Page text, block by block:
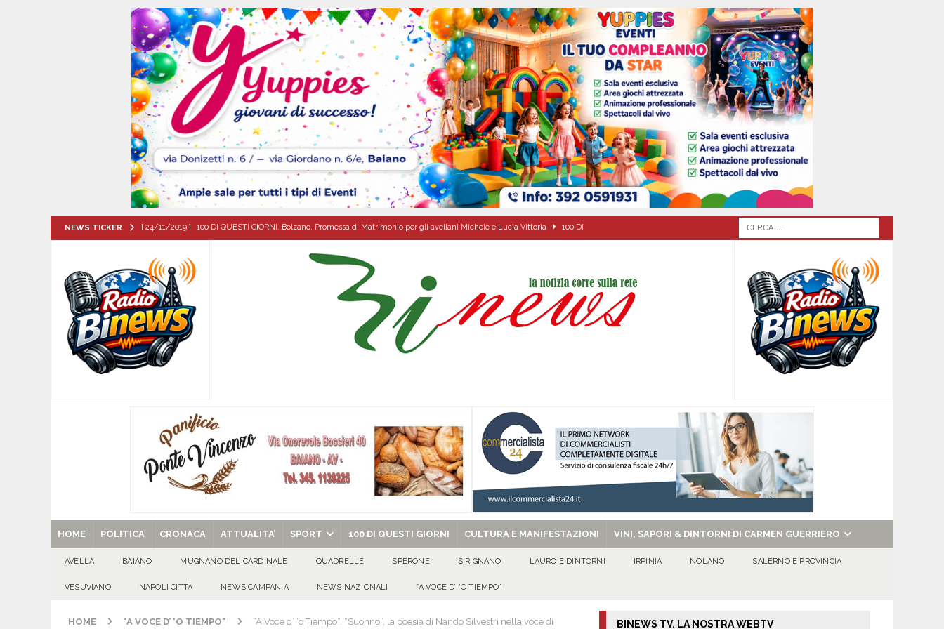
NEWS TICKER [ 24/11/2019 ] 100 DI QUESTI GIORNI. Bolzano, Promessa di Matrimonio per gli avellani Michele e Lucia Vittoria 100 DI
[ 06/08/2026 ] Il comune di Meta di Sorrento stipula protolocco d’intesa con la guardia Agroforestale Italiana
CITTA'
[ 06/08/2026 ] Mugnano del Cardinale, Iolanda Prisco è la nuova agente della Polizia Municipale ATTUALITA'
[ 06/08/2026 ] Lutto ad Avella: è scomparso il dott. Domenico Amato, aveva 85 anni
[ 06/08/2026 ]
[ 06/08/2026 ] VALLESACCARDA, torna CumVivere: la tavola come simbolo di condivisione, armonia e bellezza.
E MANIFESTAZIONI
[ 29/08/2025 ] SANT’Oggi. Venerdì 29 agosto la chiesa celebra il Martirio di san Giovanni Battista e santa Sabina EVIDENZA
HOME POLITICA CRONACA ATTUALITA’ SPORT 100 DI QUESTI GIORNI CULTURA E MANIFESTAZIONI VINI, SAPORI & DINTORNI DI CARMEN GUERRIERO
AVELLA BAIANO MUGNANO DEL CARDINALE QUADRELLE SPERONE SIRIGNANO LAURO E DINTORNI IRPINIA NOLANO SALERNO E PROVINCIA
VESUVIANO NAPOLI CITTÀ NEWS CAMPANIA NEWS NAZIONALI “A VOCE D’ ‘O TIEMPO”
HOME "A VOCE D’ ‘O TIEMPO" “A Voce d’ ‘o Tiempo”. “Suonno”, la poesia di Nando Silvestri nella voce di BINEWS TV. LA NOSTRA WEBTV